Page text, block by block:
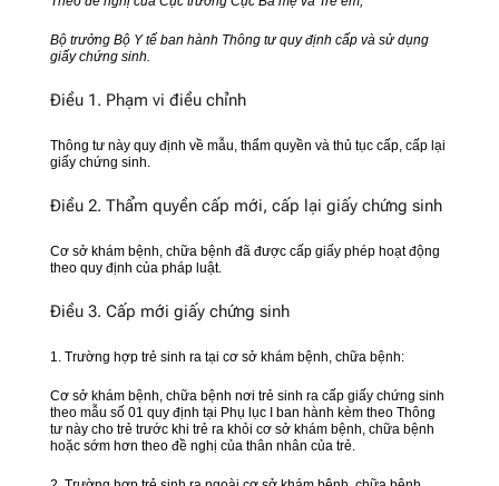
Bộ trưởng Bộ Y tế ban hành Thông tư quy định cấp và sử dụng
giấy chứng sinh.
Điều 1. Phạm vi điều chỉnh
Thông tư này quy định về mẫu, thẩm quyền và thủ tục cấp, cấp lại
giấy chứng sinh.
Điều 2. Thẩm quyền cấp mới, cấp lại giấy chứng sinh
Cơ sở khám bệnh, chữa bệnh đã được cấp giấy phép hoạt động
theo quy định của pháp luật.
Điều 3. Cấp mới giấy chứng sinh
1. Trường hợp trẻ sinh ra tại cơ sở khám bệnh, chữa bệnh:
Cơ sở khám bệnh, chữa bệnh nơi trẻ sinh ra cấp giấy chứng sinh
theo mẫu số 01 quy định tại Phụ lục I ban hành kèm theo Thông
tư này cho trẻ trước khi trẻ ra khỏi cơ sở khám bệnh, chữa bệnh
hoặc sớm hơn theo đề nghị của thân nhân của trẻ.